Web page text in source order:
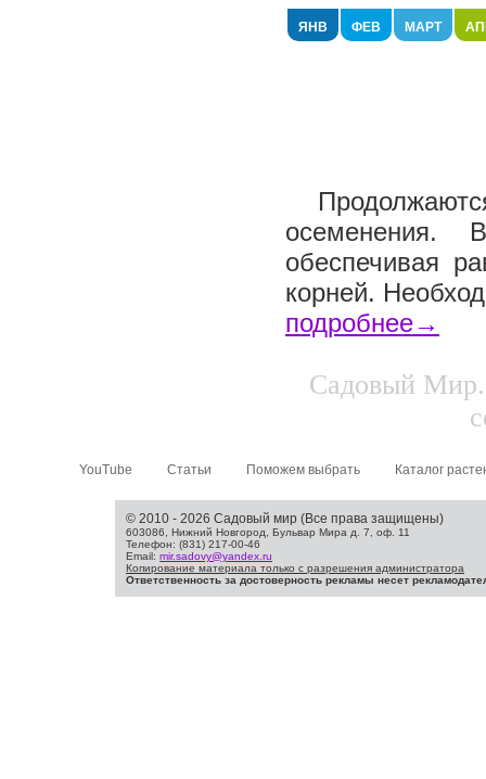
ЯНВ ФЕВ МАРТ
осеменения.
обеспечивая
корней.
подробнее→
Садовый Мир.
YouTube Статьи Поможем выбрать Каталог
© 2010 - 2026 Садовый мир (Все права защищены)
603086, Нижний Новгород, Бульвар Мира д. 7, оф. 11
Телефон: (831) 217-00-46
Email: mir.sadovy@yandex.ru
Копирование материала только с разрешения администратора
Ответственность за достоверность рекламы несет